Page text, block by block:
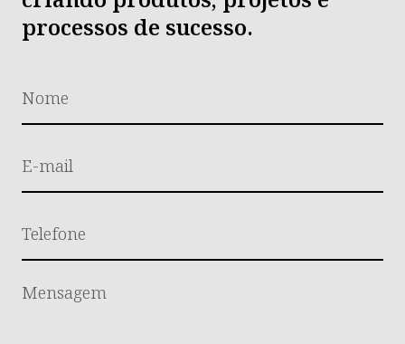
processos de sucesso.